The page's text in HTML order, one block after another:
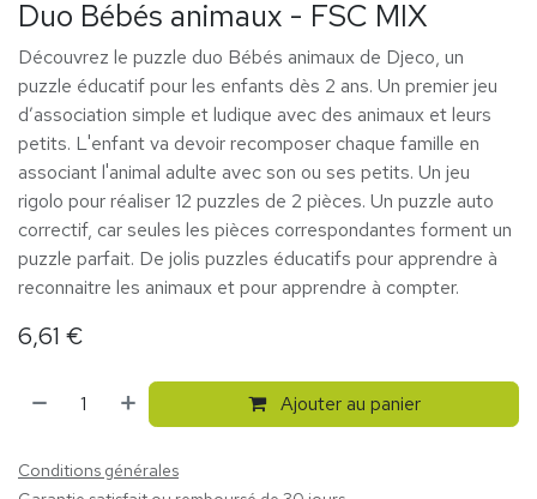
Duo Bébés animaux - FSC MIX
Découvrez le puzzle duo Bébés animaux de Djeco, un
puzzle éducatif pour les enfants dès 2 ans. Un premier jeu
d’association simple et ludique avec des animaux et leurs
petits. L'enfant va devoir recomposer chaque famille en
associant l'animal adulte avec son ou ses petits. Un jeu
rigolo pour réaliser 12 puzzles de 2 pièces. Un puzzle auto
correctif, car seules les pièces correspondantes forment un
puzzle parfait. De jolis puzzles éducatifs pour apprendre à
reconnaitre les animaux et pour apprendre à compter.
6,61 €
Ajouter au panier
Conditions générales